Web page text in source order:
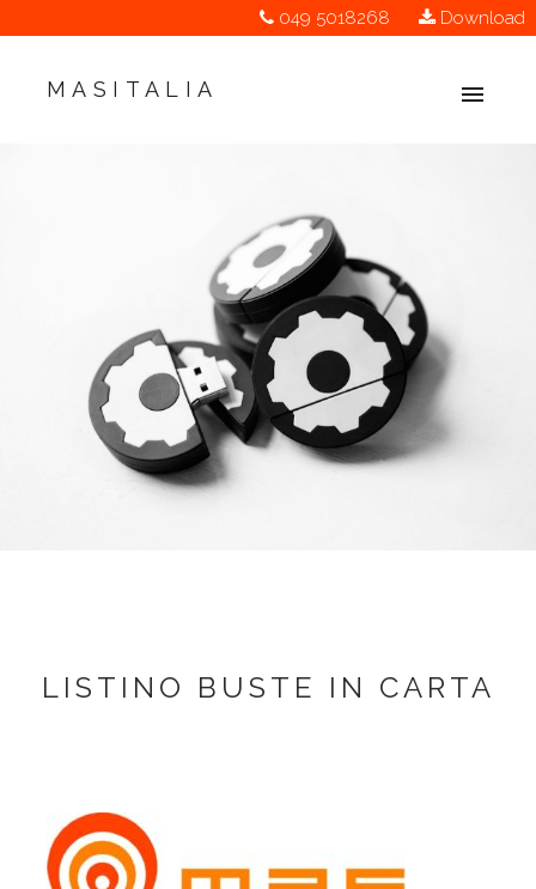
049 5018268 Download
MASITALIA
LISTINO BUSTE IN CARTA